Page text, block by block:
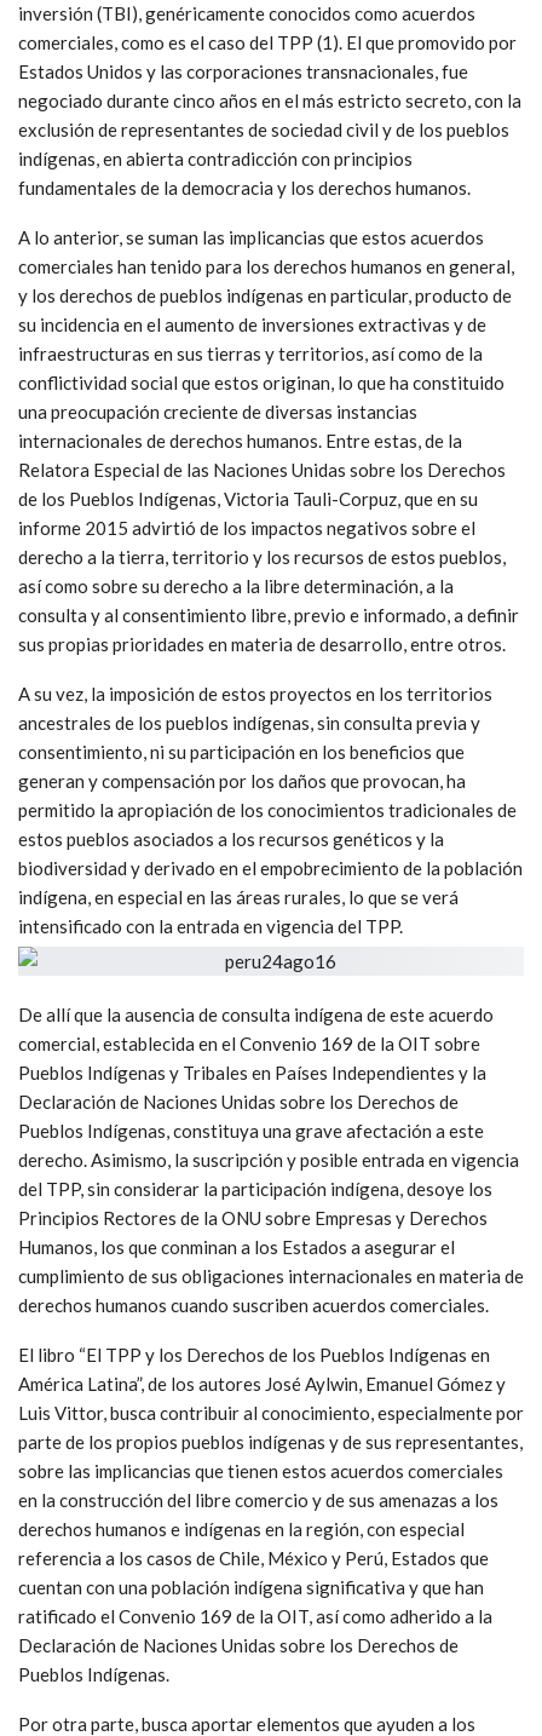
inversión (TBI), genéricamente conocidos como acuerdos
comerciales, como es el caso del TPP (1). El que promovido por
Estados Unidos y las corporaciones transnacionales, fue
negociado durante cinco años en el más estricto secreto, con la
exclusión de representantes de sociedad civil y de los pueblos
indígenas, en abierta contradicción con principios
fundamentales de la democracia y los derechos humanos.
A lo anterior, se suman las implicancias que estos acuerdos
comerciales han tenido para los derechos humanos en general,
y los derechos de pueblos indígenas en particular, producto de
su incidencia en el aumento de inversiones extractivas y de
infraestructuras en sus tierras y territorios, así como de la
conflictividad social que estos originan, lo que ha constituido
una preocupación creciente de diversas instancias
internacionales de derechos humanos. Entre estas, de la
Relatora Especial de las Naciones Unidas sobre los Derechos
de los Pueblos Indígenas, Victoria Tauli-Corpuz, que en su
informe 2015 advirtió de los impactos negativos sobre el
derecho a la tierra, territorio y los recursos de estos pueblos,
así como sobre su derecho a la libre determinación, a la
consulta y al consentimiento libre, previo e informado, a definir
sus propias prioridades en materia de desarrollo, entre otros.
A su vez, la imposición de estos proyectos en los territorios
ancestrales de los pueblos indígenas, sin consulta previa y
consentimiento, ni su participación en los beneficios que
generan y compensación por los daños que provocan, ha
permitido la apropiación de los conocimientos tradicionales de
estos pueblos asociados a los recursos genéticos y la
biodiversidad y derivado en el empobrecimiento de la población
indígena, en especial en las áreas rurales, lo que se verá
intensificado con la entrada en vigencia del TPP.
De allí que la ausencia de consulta indígena de este acuerdo
comercial, establecida en el Convenio 169 de la OIT sobre
Pueblos Indígenas y Tribales en Países Independientes y la
Declaración de Naciones Unidas sobre los Derechos de
Pueblos Indígenas, constituya una grave afectación a este
derecho. Asimismo, la suscripción y posible entrada en vigencia
del TPP, sin considerar la participación indígena, desoye los
Principios Rectores de la ONU sobre Empresas y Derechos
Humanos, los que conminan a los Estados a asegurar el
cumplimiento de sus obligaciones internacionales en materia de
derechos humanos cuando suscriben acuerdos comerciales.
El libro “El TPP y los Derechos de los Pueblos Indígenas en
América Latina”, de los autores José Aylwin, Emanuel Gómez y
Luis Vittor, busca contribuir al conocimiento, especialmente por
parte de los propios pueblos indígenas y de sus representantes,
sobre las implicancias que tienen estos acuerdos comerciales
en la construcción del libre comercio y de sus amenazas a los
derechos humanos e indígenas en la región, con especial
referencia a los casos de Chile, México y Perú, Estados que
cuentan con una población indígena significativa y que han
ratificado el Convenio 169 de la OIT, así como adherido a la
Declaración de Naciones Unidas sobre los Derechos de
Pueblos Indígenas.
Por otra parte, busca aportar elementos que ayuden a los